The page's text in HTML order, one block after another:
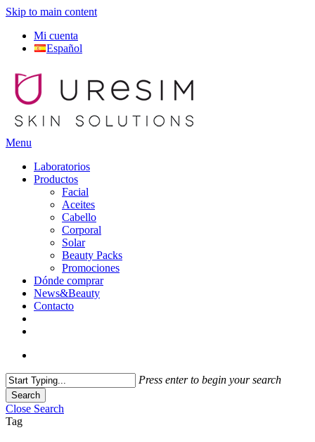
Skip to main content
Mi cuenta
Español
Menu
Laboratorios
Productos
Facial
Aceites
Cabello
Corporal
Solar
Beauty Packs
Promociones
Dónde comprar
News&Beauty
Contacto
Press enter to begin your search
Search
Close Search
Tag